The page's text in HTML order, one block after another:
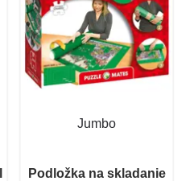
Jumbo
Podložka na skladanie